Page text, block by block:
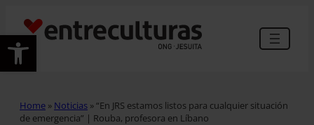
Abrir barra de herramientas
Home » Noticias »“En JRS estamos listos para cualquier situación
de emergencia” | Rouba, profesora en Líbano